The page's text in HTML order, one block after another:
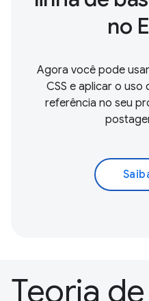
no
Agora você pode
CSS e aplicar o uso
referência no seu
Teoria de